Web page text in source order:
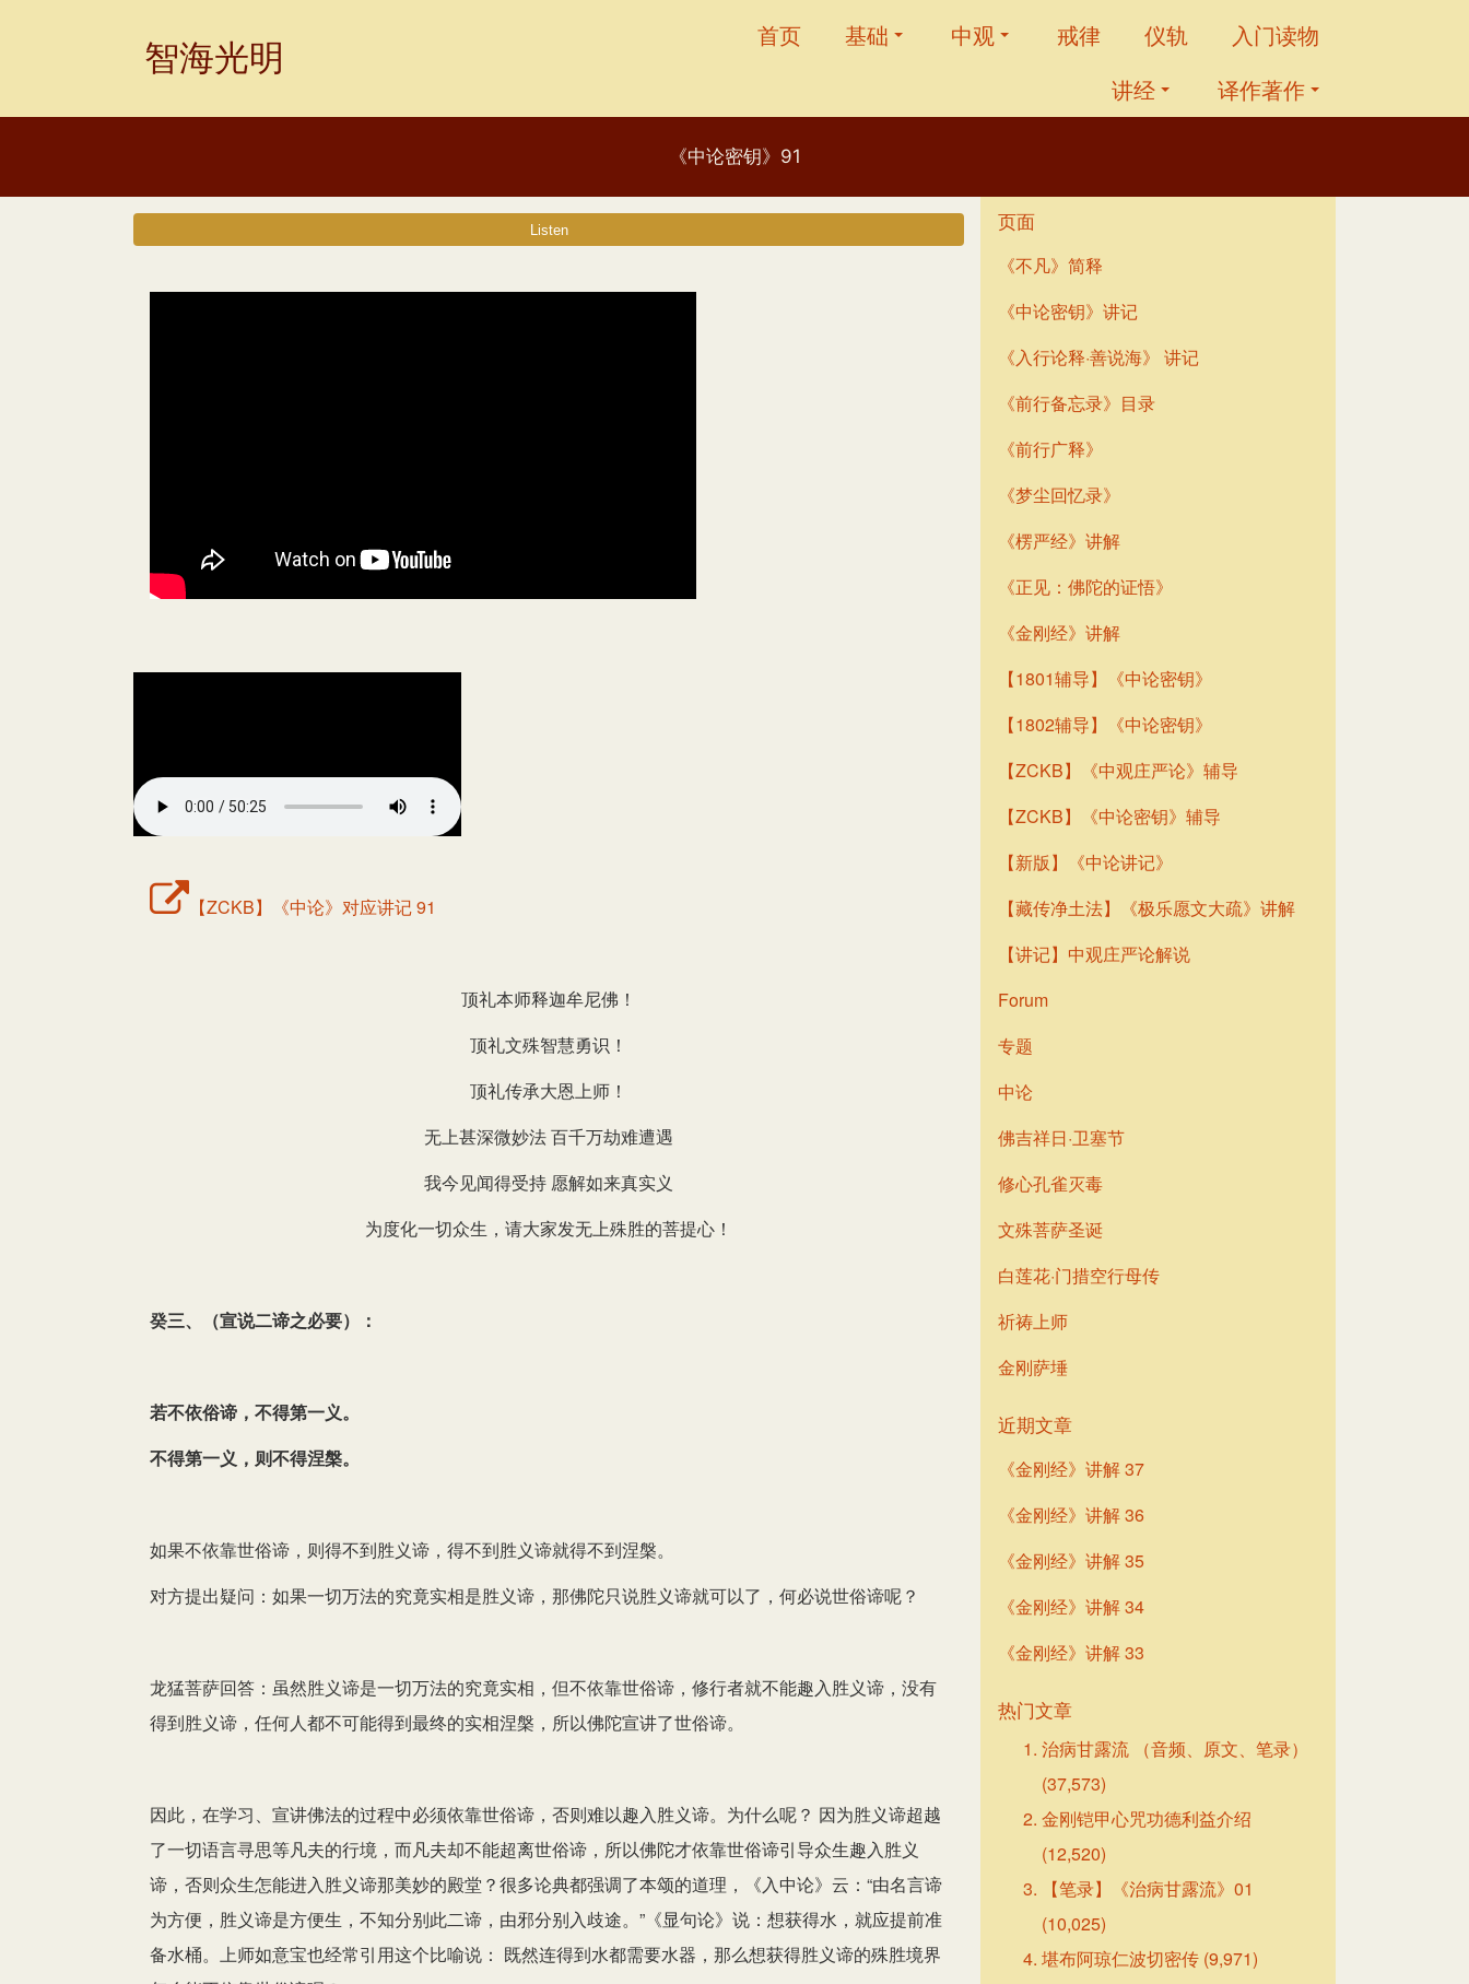
智海光明 首页 基础 中观 戒律 仪轨
入门读物
讲经
译作著作
《中论密钥》91
【ZCKB】《中论》对应讲记 91
顶礼本师释迦牟尼佛！
顶礼文殊智慧勇识！
顶礼传承大恩上师！
无上甚深微妙法 百千万劫难遭遇
我今见闻得受持 愿解如来真实义
为度化一切众生，请大家发无上殊胜的菩提心！
癸三、（宣说二谛之必要）：
若不依俗谛，不得第一义。
不得第一义，则不得涅槃。
如果不依靠世俗谛，则得不到胜义谛，得不到胜义谛就得不到涅槃。
对方提出疑问：如果一切万法的究竟实相是胜义谛，那佛陀只说胜义谛就可以了，何必说世俗谛呢？
龙猛菩萨回答：虽然胜义谛是一切万法的究竟实相，但不依靠世俗谛，修行者就不能趣入胜义谛，没有
得到胜义谛，任何人都不可能得到最终的实相涅槃，所以佛陀宣讲了世俗谛。
因此，在学习、宣讲佛法的过程中必须依靠世俗谛，否则难以趣入胜义谛。为什么呢？ 因为胜义谛超越
了一切语言寻思等凡夫的行境，而凡夫却不能超离世俗谛，所以佛陀才依靠世俗谛引导众生趣入胜义
谛，否则众生怎能进入胜义谛那美妙的殿堂？很多论典都强调了本颂的道理，《入中论》云：“由名言谛
为方便，胜义谛是方便生，不知分别此二谛，由邪分别入歧途。”《显句论》说：想获得水，就应提前准
备水桶。上师如意宝也经常引用这个比喻说： 既然连得到水都需要水器，那么想获得胜义谛的殊胜境界
页面
《不凡》简释
《中论密钥》讲记
《入行论释·善说海》 讲记
《前行备忘录》目录
《前行广释》
《梦尘回忆录》
《楞严经》讲解
《正见：佛陀的证悟》
《金刚经》讲解
【1801辅导】《中论密钥》
【1802辅导】《中论密钥》
【ZCKB】《中观庄严论》辅导
【ZCKB】《中论密钥》辅导
【新版】《中论讲记》
【藏传净土法】《极乐愿文大疏》讲解
【讲记】中观庄严论解说
Forum
专题
中论
佛吉祥日·卫塞节
修心孔雀灭毒
文殊菩萨圣诞
白莲花·门措空行母传
祈祷上师
金刚萨埵
近期文章
《金刚经》讲解 37
《金刚经》讲解 36
《金刚经》讲解 35
《金刚经》讲解 34
《金刚经》讲解 33
热门文章
治病甘露流 （音频、原文、笔录）
(37,573)
金刚铠甲心咒功德利益介绍
(12,520)
【笔录】《治病甘露流》01
(10,025)
堪布阿琼仁波切密传 (9,971)